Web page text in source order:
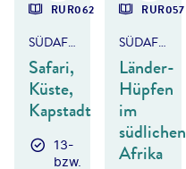
RUR062
SÜDAFRIKA
Safari,
Küste,
Kapstadt
13-
bzw.
RUR057
SÜDAFRIKA, BOTSWANA & SIMBABWE
Länder-
Hüpfen
im
südlichen
Afrika